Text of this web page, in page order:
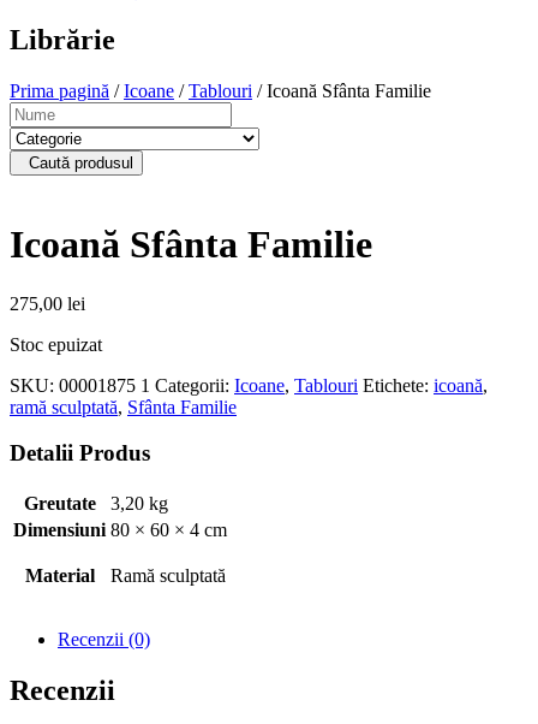
Librărie
Prima pagină /Icoane /Tablouri / Icoană Sfânta Familie
Caută produsul
Icoană Sfânta Familie
275,00 lei
Stoc epuizat
SKU: 00001875 1 Categorii: Icoane, Tablouri Etichete: icoană,
ramă sculptată, Sfânta Familie
Detalii Produs
Greutate
3,20 kg
Dimensiuni 80 × 60 × 4 cm
Material Ramă sculptată
Recenzii (0)
Recenzii